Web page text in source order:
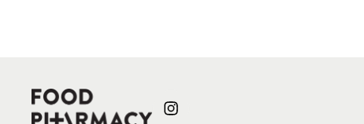
PALSTERNACKSRIS